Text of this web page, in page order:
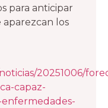
para anticipar
los
20251006/
capaz-